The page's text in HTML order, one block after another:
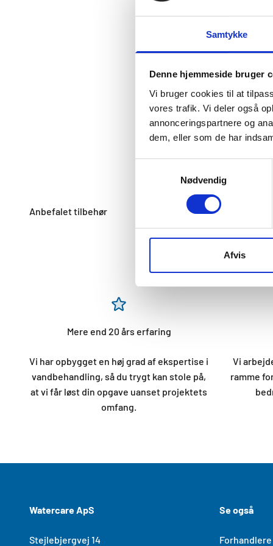
Samtykke
Denne hjemmeside bruger
Vi bruger cookies til at
vores trafik. Vi deler også
annonceringspartnere og
dem, eller som de har
Nødvendig
Afvis
Mere end 20 års erfaring
Vi har opbygget en høj grad af ekspertise i
vandbehandling, så du trygt kan stole på,
at vi får løst din opgave uanset projektets
omfang.
Vi
ramme
Watercare ApS
Stejlebjergvej 14
Se også
Forhandlere